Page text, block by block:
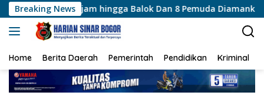
Langsung
ke
konten
Breaking News
hingga Balok Dan 8 Pemuda Diamankan Brimob
Home Berita Daerah Pemerintah Pendidikan Kriminal